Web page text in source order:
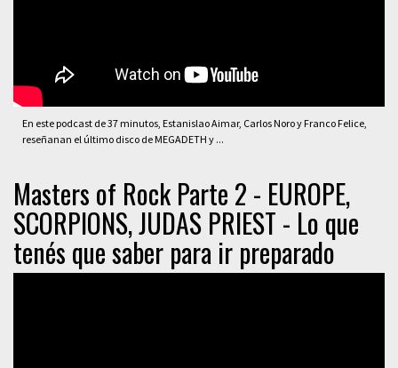
En este podcast de 37 minutos, Estanislao Aimar, Carlos Noro y Franco Felice,
reseñanan el último disco de MEGADETH y ...
Masters of Rock Parte 2 - EUROPE,
SCORPIONS, JUDAS PRIEST - Lo que
tenés que saber para ir preparado